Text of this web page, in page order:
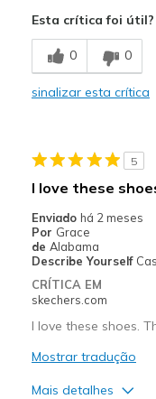
Comfortable
Contras
Need Break In
Casual Wear
Width
Sizing
View On Shoes
Esta crítica foi útil?
0 0
sinalizar esta crítica
5
I love these
Enviado há 2 meses
Por Grace
de Alabama
Describe Yourself
CRÍTICA EM
skechers.com
I love these shoes.
Mostrar tradução
Mais detalhes